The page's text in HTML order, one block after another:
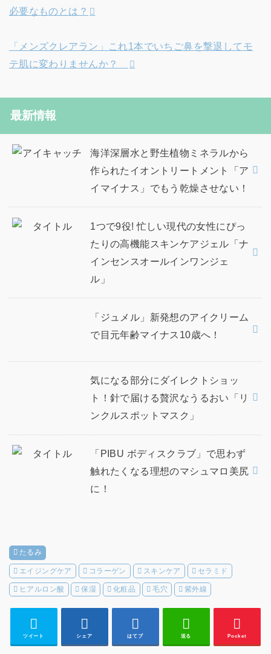
必要なものとは？
「メンズクレアラン」これ1本でいちご鼻を撃退してモ
テ肌に変わりませんか？
最新情報
海洋深層水と野生植物ミネラルから
作られたイオントリートメント「ア
イマイナス」でもう乾燥させない！
1つで9役! 忙しい現代の女性にぴっ
たりの高機能スキンケアジェル「ナ
インセンスオールインワンジェ
ル」
「ジュメル」新発想のアイクリーム
で目元年齢マイナス10歳へ！
気になる部分にダイレクトショッ
ト！針で届ける贅沢なうるおい「リ
ンクルスポットマスク」
「PIBU ボディスクラブ」で思わず
触れたくなる理想のマシュマロ美尻
に！
たるみ
エイジングケア コラーゲン スキンケア セラミド
ヒアルロン酸 保湿 化粧品 毛穴 紫外線
ツイート シェア はてブ 送る Pocket